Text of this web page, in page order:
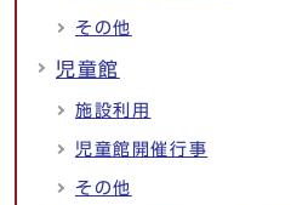
その他
児童館
施設利用
児童館開催行事
その他